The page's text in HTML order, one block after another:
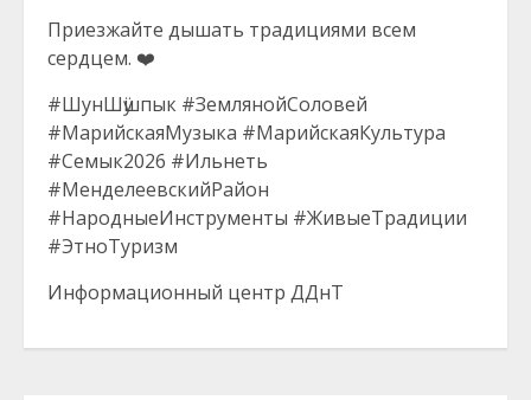
Приезжайте дышать традициями всем
сердцем. ❤️
#ШунШӱшпык #ЗемлянойСоловей
#МарийскаяМузыка #МарийскаяКультура
#Семык2026 #Ильнеть
#МенделеевскийРайон
#НародныеИнструменты #ЖивыеТрадиции
#ЭтноТуризм
Информационный центр ДДнТ